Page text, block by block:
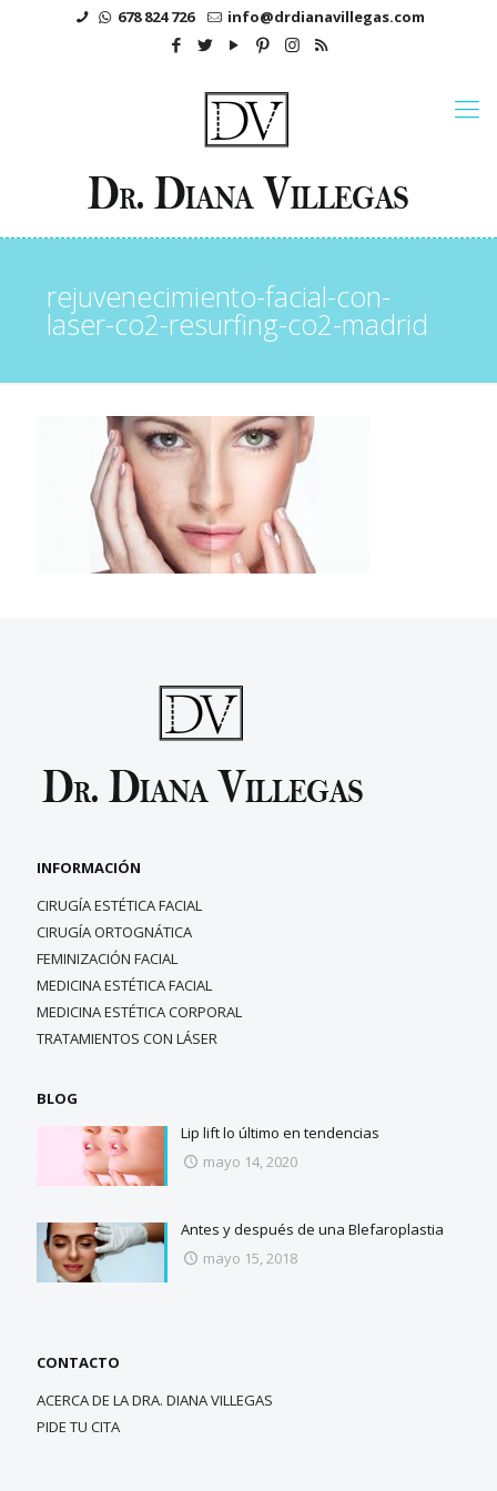
678 824 726 info@drdianavillegas.com
rejuvenecimiento-facial-con-
laser-co2-resurfing-co2-madrid
INFORMACIÓN
CIRUGÍA ESTÉTICA FACIAL
CIRUGÍA ORTOGNÁTICA
FEMINIZACIÓN FACIAL
MEDICINA ESTÉTICA FACIAL
MEDICINA ESTÉTICA CORPORAL
TRATAMIENTOS CON LÁSER
BLOG
Lip lift lo último en tendencias
mayo 14, 2020
Antes y después de una Blefaroplastia
mayo 15, 2018
CONTACTO
ACERCA DE LA DRA. DIANA VILLEGAS
PIDE TU CITA